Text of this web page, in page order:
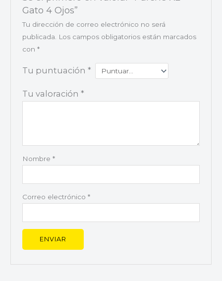
Gato 4 Ojos”
Tu dirección de correo electrónico no será
publicada.
Los campos obligatorios están marcados
con *
Tu puntuación *
Tu valoración *
Nombre *
Correo electrónico *